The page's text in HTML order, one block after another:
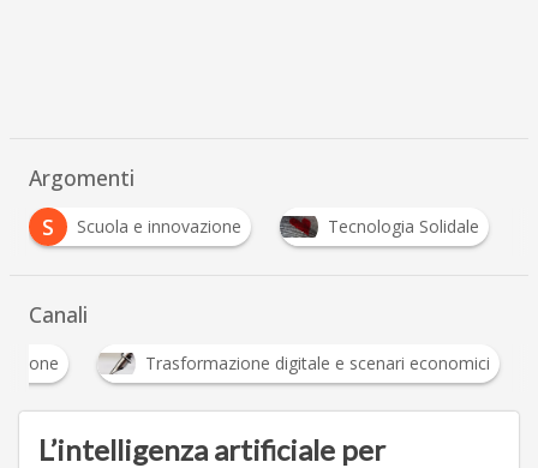
Argomenti
S
Scuola e innovazione Tecnologia Solidale
Canali
Innovazione Trasformazione digitale e scenari
L’intelligenza artificiale per